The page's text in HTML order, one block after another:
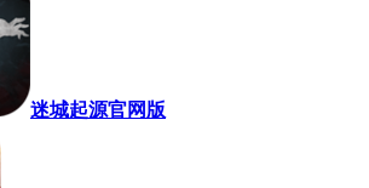
迷城起源官网版